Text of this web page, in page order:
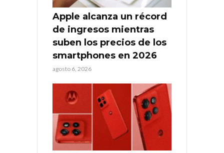
Apple alcanza un récord
de ingresos mientras
suben los precios de los
smartphones en 2026
agosto 6, 2026